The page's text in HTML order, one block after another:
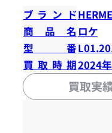
ブランド
商品名 ロケ
型番
買取時期2024
買取実